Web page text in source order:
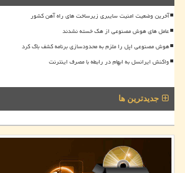
آخرین وضعیت امنیت سایبری زیرساخت های راه آهن کشور
عامل های هوش مصنوعی از هک خسته نشدند
هوش مصنوعی اپل را ملزم به محدودسازی برنامه کشف باگ کرد
واکنش ایرانسل به ابهام در رابطه با مصرف اینترنت
جدیدترین ها